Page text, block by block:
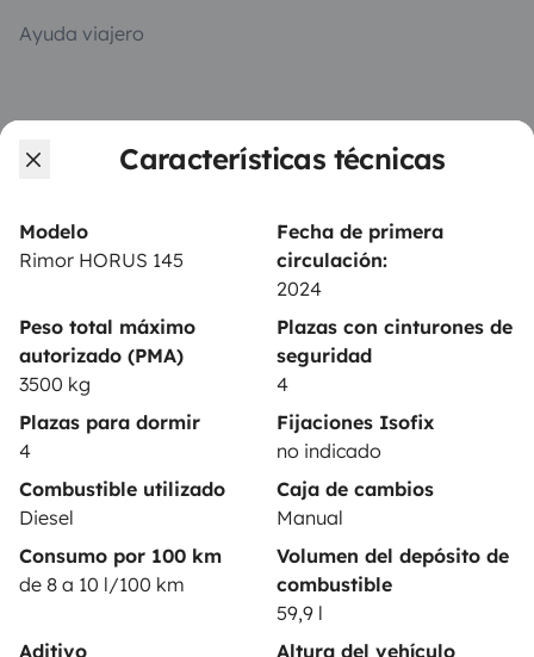
Características técnicas
Modelo
Rimor HORUS 145
Fecha de primera
circulación:
2024
Peso total máximo
autorizado (PMA)
3500 kg
Plazas con cinturones de
seguridad
4
Plazas para dormir
4
Fijaciones Isofix
no indicado
Combustible utilizado
Diesel
Caja de cambios
Manual
Consumo por 100 km
de 8 a 10 l/100 km
Volumen del depósito de
combustible
59,9 l
Aditivo
Altura del vehículo
Ayuda viajero
PROPIETARIOS
Contrato de alquiler
Asistencias de alquiler
Ayuda propietario
Medios de pago seguros Pago en varios plazos
Descargar en
Disponible en
Google Play